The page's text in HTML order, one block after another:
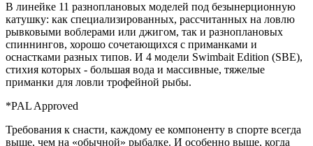
В линейке 11 разноплановых моделей под безынерционную
катушку: как специализированных, рассчитанных на ловлю
рывковыми воблерами или джигом, так и разноплановых
спиннингов, хорошо сочетающихся с приманками и
оснастками разных типов. И 4 модели Swimbait Edition (SBE),
стихия которых - большая вода и массивные, тяжелые
приманки для ловли трофейной рыбы.
*PAL Approved
Требования к снасти, каждому ее компоненту в спорте всегда
выше, чем на «обычной» рыбалке. И особенно выше, когда